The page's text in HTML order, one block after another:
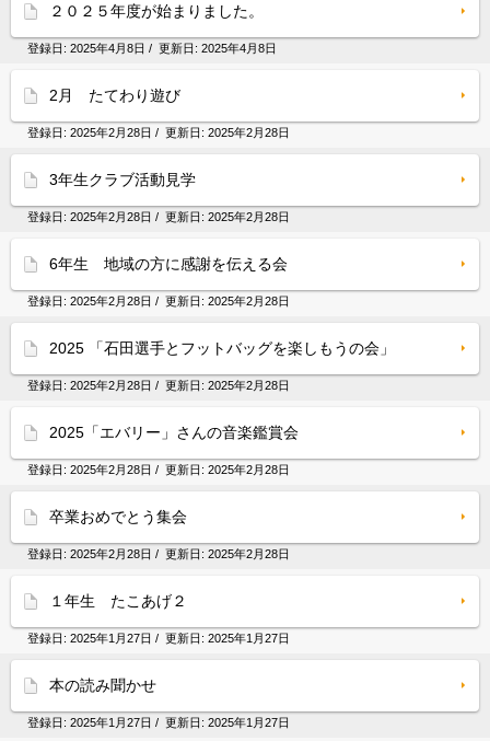
２０２５年度が始まりました。
登録日: 2025年4月8日 / 更新日: 2025年4月8日
2月 たてわり遊び
登録日: 2025年2月28日 / 更新日: 2025年2月28日
3年生クラブ活動見学
登録日: 2025年2月28日 / 更新日: 2025年2月28日
6年生 地域の方に感謝を伝える会
登録日: 2025年2月28日 / 更新日: 2025年2月28日
2025 「石田選手とフットバッグを楽しもうの会」
登録日: 2025年2月28日 / 更新日: 2025年2月28日
2025「エバリー」さんの音楽鑑賞会
登録日: 2025年2月28日 / 更新日: 2025年2月28日
卒業おめでとう集会
登録日: 2025年2月28日 / 更新日: 2025年2月28日
１年生 たこあげ２
登録日: 2025年1月27日 / 更新日: 2025年1月27日
本の読み聞かせ
登録日: 2025年1月27日 / 更新日: 2025年1月27日